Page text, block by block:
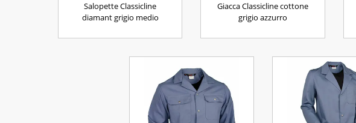
Salopette Classicline
diamant grigio medio
Giacca Classicline cottone
grigio azzurro